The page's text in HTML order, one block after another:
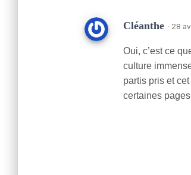
Cléanthe · 28
Oui, c’est ce
culture
partis pris et
certaines